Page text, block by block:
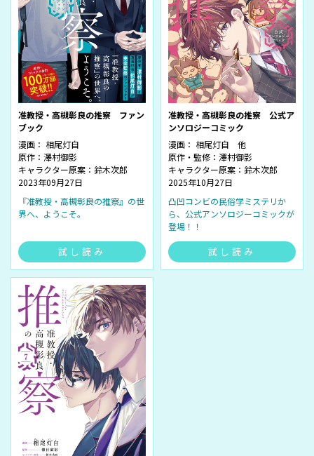
准教授・高槻彰良の推察 ファン
ブック
漫画： 相尾灯自
原作：澤村御影
キャラクター原案：鈴木次郎
2023年09月27日
『准教授・高槻彰良の推察』の世
界へ、ようこそ。
試し読み
准教授・高槻彰良の推察 公式ア
ンソロジーコミック
漫画： 相尾灯自 他
原作・監修：澤村御影
キャラクター原案：鈴木次郎
2025年10月27日
凸凹コンビの民俗学ミステリか
ら、公式アンソロジーコミックが
登場！！
試し読み